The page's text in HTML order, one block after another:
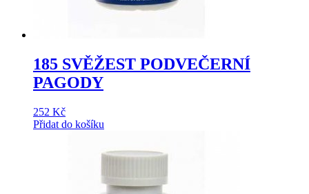
185 SVĚŽEST PODVEČERNÍ
PAGODY
252 Kč
Přidat do košíku